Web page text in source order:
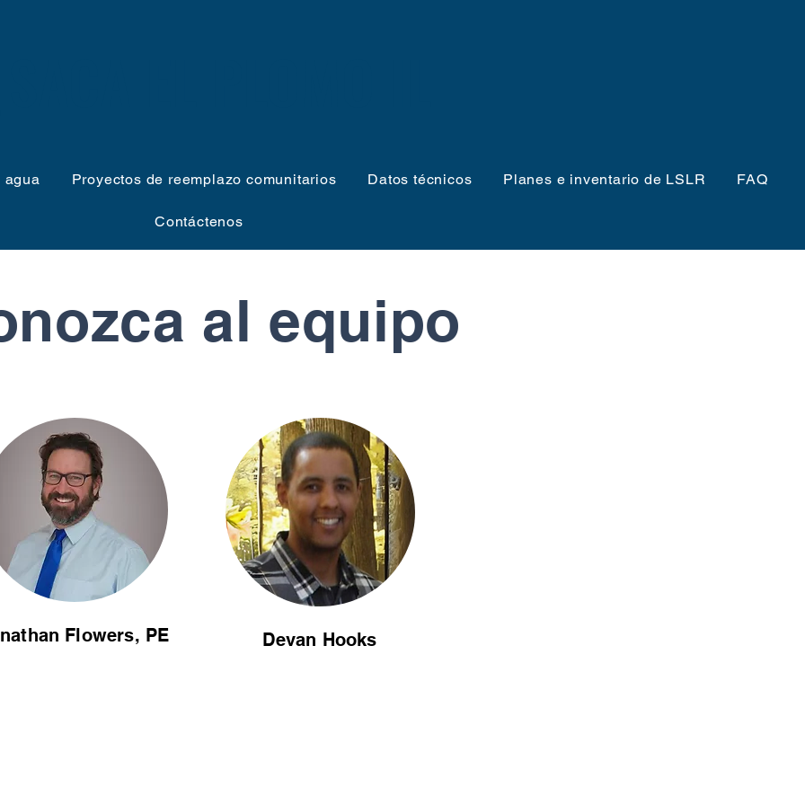
agua Proyectos de reemplazo comunitarios Datos técnicos Planes e inventario de LSLR FAQ
Contáctenos
al equipo
Flowers, PE Devan Hooks